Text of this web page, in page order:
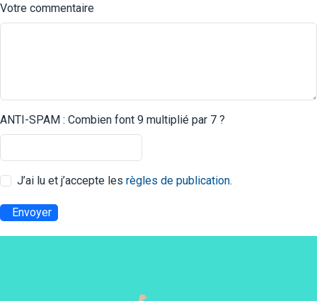
Votre commentaire
ANTI-SPAM : Combien font 9 multiplié par 7 ?
J’ai lu et j’accepte les règles de publication.
Envoyer